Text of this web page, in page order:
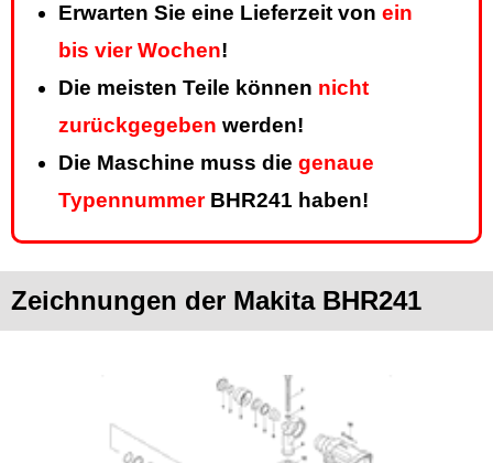
Erwarten Sie eine Lieferzeit von ein
bis vier Wochen!
Die meisten Teile können nicht
zurückgegeben werden!
Die Maschine muss die genaue
TypennummerBHR241 haben!
Zeichnungen der Makita BHR241